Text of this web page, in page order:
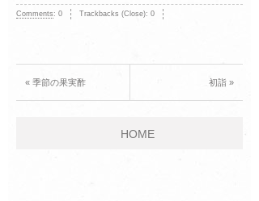
Comments: 0 Trackbacks (Close): 0
« 季節の果実酢 初詣 »
HOME